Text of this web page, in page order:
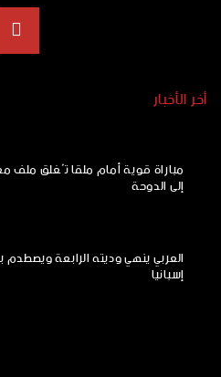
أخر الأخبار
مباراة قوية أمام ملقا تُغلق ملف
إلى الدوحة
العربي ينهي وديته الرابعة
إسبانيا